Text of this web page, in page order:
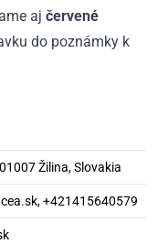
aj červené
do poznámky k
Žilina, Slovakia
+421415640579